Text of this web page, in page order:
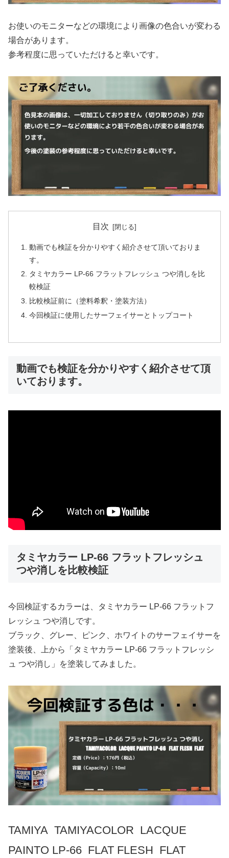
お使いのモニターなどの環境により画像の色合いが変わる
場合があります。
参考程度に思っていただけると幸いです。
目次
動画でも検証を分かりやすく紹介させて頂いておりま
す。
タミヤカラー LP-66 フラットフレッシュ つや消しを比
較検証
比較検証前に（塗料希釈・塗装方法）
今回検証に使用したサーフェイサーとトップコート
動画でも検証を分かりやすく紹介させて頂
いております。
タミヤカラー LP-66 フラットフレッシュ
つや消しを比較検証
今回検証するカラーは、タミヤカラー LP-66 フラットフ
レッシュ つや消しです。
ブラック、グレー、ピンク、ホワイトのサーフェイサーを
塗装後、上から「タミヤカラー LP-66 フラットフレッシ
ュ つや消し」を塗装してみました。
TAMIYA TAMIYACOLOR LACQUE
PAINTO LP-66 FLAT FLESH FLAT